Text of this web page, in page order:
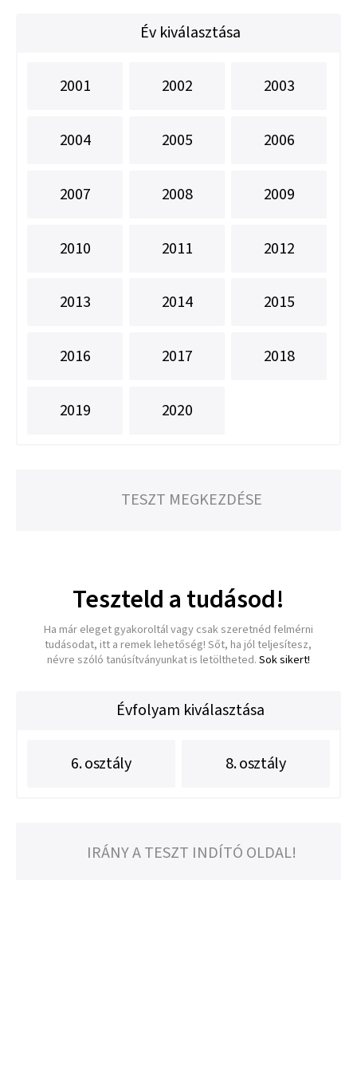
Év kiválasztása
2001 2002 2003
2004 2005 2006
2007 2008 2009
2010 2011 2012
2013 2014 2015
2016 2017 2018
2019 2020
TESZT MEGKEZDÉSE
Teszteld a tudásod!
Ha már eleget gyakoroltál vagy csak szeretnéd felmérni
tudásodat, itt a remek lehetőség! Sőt, ha jól teljesítesz,
névre szóló tanúsítványunkat is letöltheted. Sok sikert!
Évfolyam kiválasztása
6. osztály 8. osztály
IRÁNY A TESZT INDÍTÓ OLDAL!